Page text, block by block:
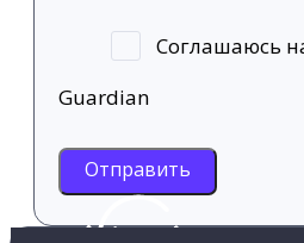
Соглашаюсь
Guardian
Отправить